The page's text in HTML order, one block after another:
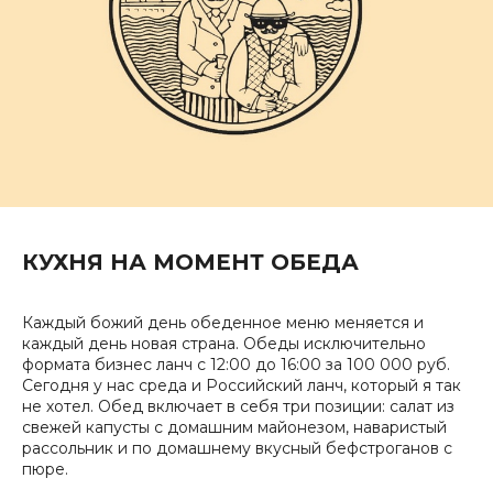
КУХНЯ НА МОМЕНТ ОБЕДА
Каждый божий день обеденное меню меняется и
каждый день новая страна. Обеды исключительно
формата бизнес ланч с 12:00 до 16:00 за 100 000 руб.
Сегодня у нас среда и Российский ланч, который я так
не хотел. Обед включает в себя три позиции: салат из
свежей капусты с домашним майонезом, наваристый
рассольник и по домашнему вкусный бефстроганов с
пюре.